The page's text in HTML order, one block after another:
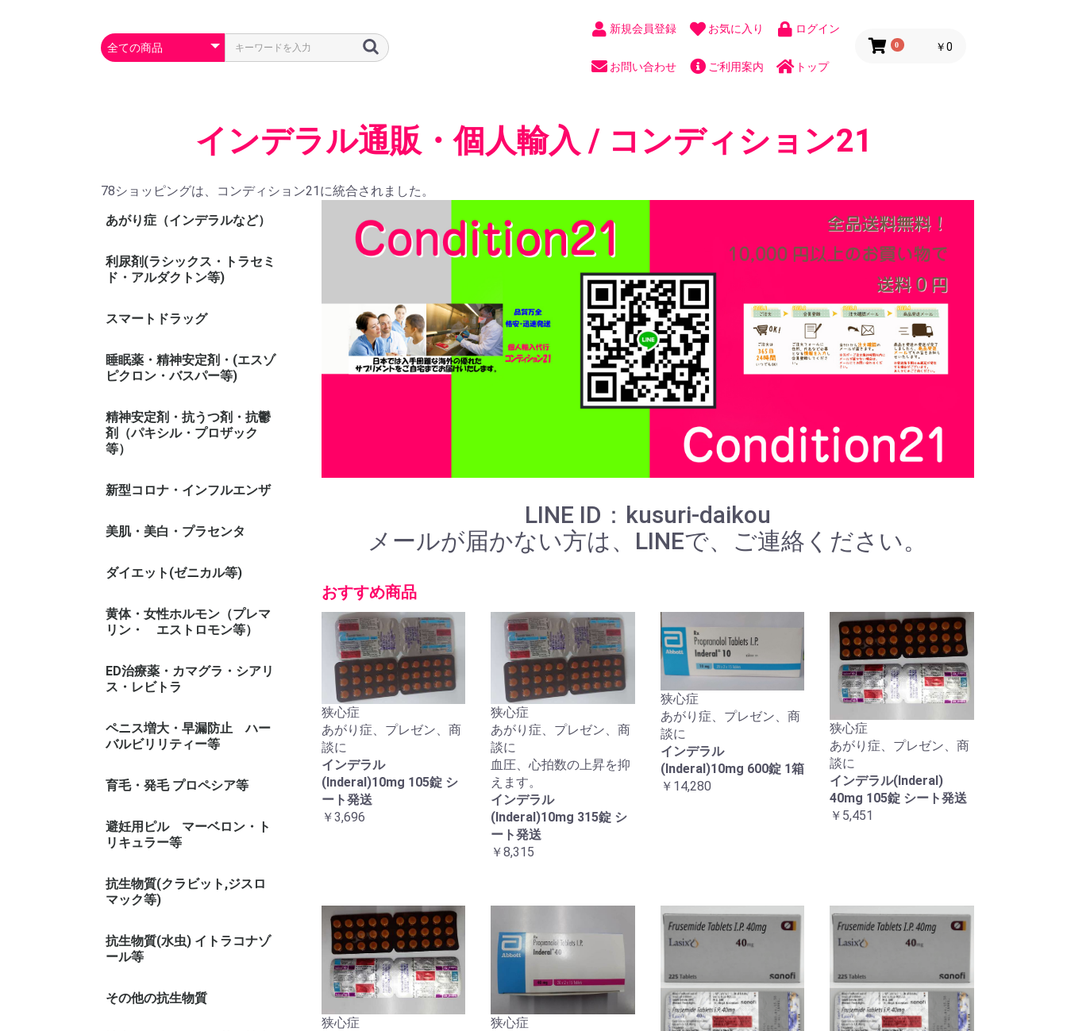
新規会員登録 お気に入り ログイン
お問い合わせ ご利用案内 トップ
0 ￥0
インデラル通販・個人輸入 / コンディション21
78ショッピングは、コンディション21に統合されました。
あがり症（インデラルなど）
利尿剤(ラシックス・トラセミ
ド・アルダクトン等)
スマートドラッグ
睡眠薬・精神安定剤・(エスゾ
ピクロン・バスパー等)
精神安定剤・抗うつ剤・抗鬱
剤（パキシル・プロザック
等）
新型コロナ・インフルエンザ
美肌・美白・プラセンタ
ダイエット(ゼニカル等)
ゼニカル系
黄体・女性ホルモン（プレマ
リン・ エストロモン等）
ED治療薬・カマグラ・シアリ
ス・レビトラ
カマグラ 系(シルデナフィル)
シアリス 系(タダラフィル)
レビトラ 系(バルデナフィル)
その他
ペニス増大・早漏防止 ハー
バルビリリティー等
早漏防止スプレー
育毛・発毛 プロペシア等
避妊用ピル マーベロン・ト
リキュラー等
トリキュラー
マーベロン
抗生物質(クラビット,ジスロ
マック等)
抗生物質(水虫) イトラコナゾ
ール等
その他の抗生物質
LINE ID：kusuri-daikou
メールが届かない方は、LINEで、ご連絡ください。
おすすめ商品
狭心症
あがり症、プレゼン、商
談に
インデラル
(Inderal)10mg 105錠 シ
ート発送
￥3,696
狭心症
あがり症、プレゼン、商
談に
血圧、心拍数の上昇を抑
えます。
インデラル
(Inderal)10mg 315錠 シ
ート発送
￥8,315
狭心症
あがり症、プレゼン、商
談に
インデラル
(Inderal)10mg 600錠 1箱
￥14,280
狭心症
あがり症、プレゼン、商
談に
インデラル(Inderal)
40mg 105錠 シート発送
￥5,451
狭心症
狭心症